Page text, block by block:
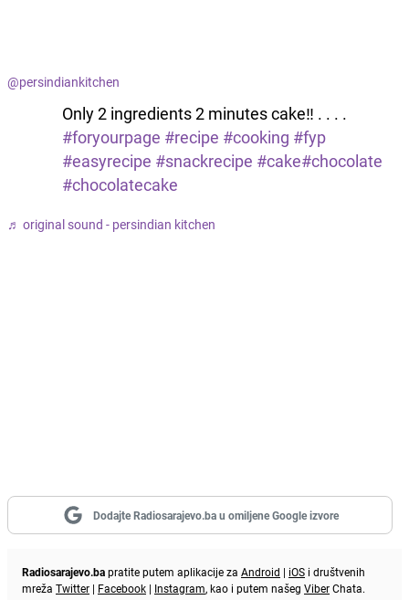
@persindiankitchen
Only 2 ingredients 2 minutes cake‼️ . . . .
#foryourpage #recipe #cooking #fyp
#easyrecipe #snackrecipe #cake#chocolate
#chocolatecake
♬ original sound - persindian kitchen
Dodajte Radiosarajevo.ba u omiljene Google izvore
Radiosarajevo.bapratite putem aplikacije za Android | iOS i društvenih
mreža Twitter | Facebook | Instagram, kao i putem našeg ViberChata.